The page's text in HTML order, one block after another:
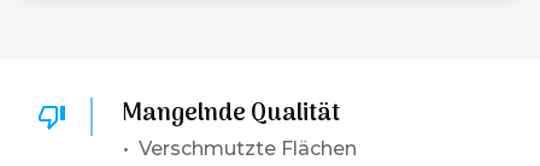
Mangelnde Qualität
• Verschmutzte Flächen